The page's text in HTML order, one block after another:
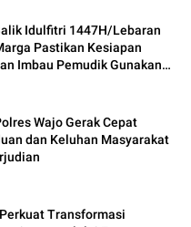
Idulfitri 1447H/Lebaran
Pastikan Kesiapan
Imbau Pemudik Gunakan
Wajo Gerak Cepat
dan Keluhan Masyarakat
Transformasi